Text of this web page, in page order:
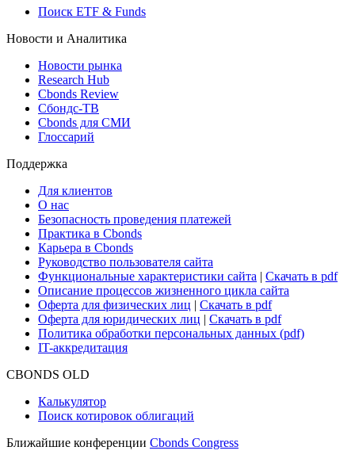
Поиск ETF & Funds
Новости и Аналитика
Новости рынка
Research Hub
Cbonds Review
Сбондс-ТВ
Cbonds для СМИ
Глоссарий
Поддержка
Для клиентов
О нас
Безопасность проведения платежей
Практика в Cbonds
Карьера в Cbonds
Руководство пользователя сайта
Функциональные характеристики сайта | Скачать в pdf
Описание процессов жизненного цикла сайта
Оферта для физических лиц | Скачать в pdf
Оферта для юридических лиц | Скачать в pdf
Политика обработки персональных данных (pdf)
IT-аккредитация
CBONDS OLD
Калькулятор
Поиск котировок облигаций
Ближайшие конференции Cbonds Congress